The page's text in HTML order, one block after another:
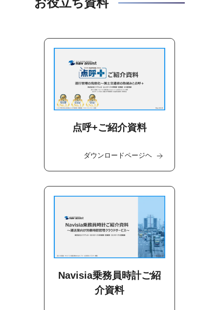
点呼+ご紹介資料
ダウンロードページヘ
Navisia乗務員時計ご紹
介資料